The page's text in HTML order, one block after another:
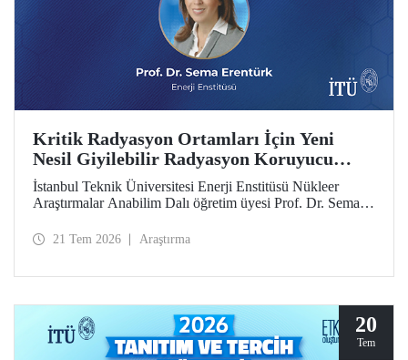
Kritik Radyasyon Ortamları İçin Yeni
Nesil Giyilebilir Radyasyon Koruyucu
Prototipler Geliştirilecek
İstanbul Teknik Üniversitesi Enerji Enstitüsü Nükleer
Araştırmalar Anabilim Dalı öğretim üyesi Prof. Dr. Sema
için Katmanlı Metal-Polimer Kompozit Esaslı Ateşe
kritik radyasyon ortamlarında kullanılmak üzere hafif,
esnek, ateşe dayanıklı ve yüksek performanslı yeni nesil
giyilebilir radyasyon koruyucu sistemlerin geliştirilmesi
hedefleniyor.
21 Tem 2026 Araştırma
20
Tem